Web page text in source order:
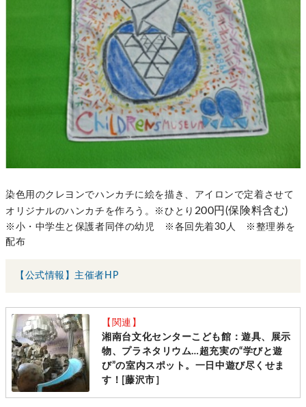
染色用のクレヨンでハンカチに絵を描き、アイロンで定着させて
オリジナルのハンカチを作ろう。※ひとり 200円(保険料含む)
※小・中学生と保護者同伴の幼児 ※各回先着30人 ※整理券を
配布
【公式情報】主催者HP
【関連】
湘南台文化センターこども館：遊具、展示
物、プラネタリウム…超充実の“学びと遊
び”の室内スポット。一日中遊び尽くせま
す！[藤沢市］